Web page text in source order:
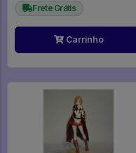
Frete Grátis
Carrinho